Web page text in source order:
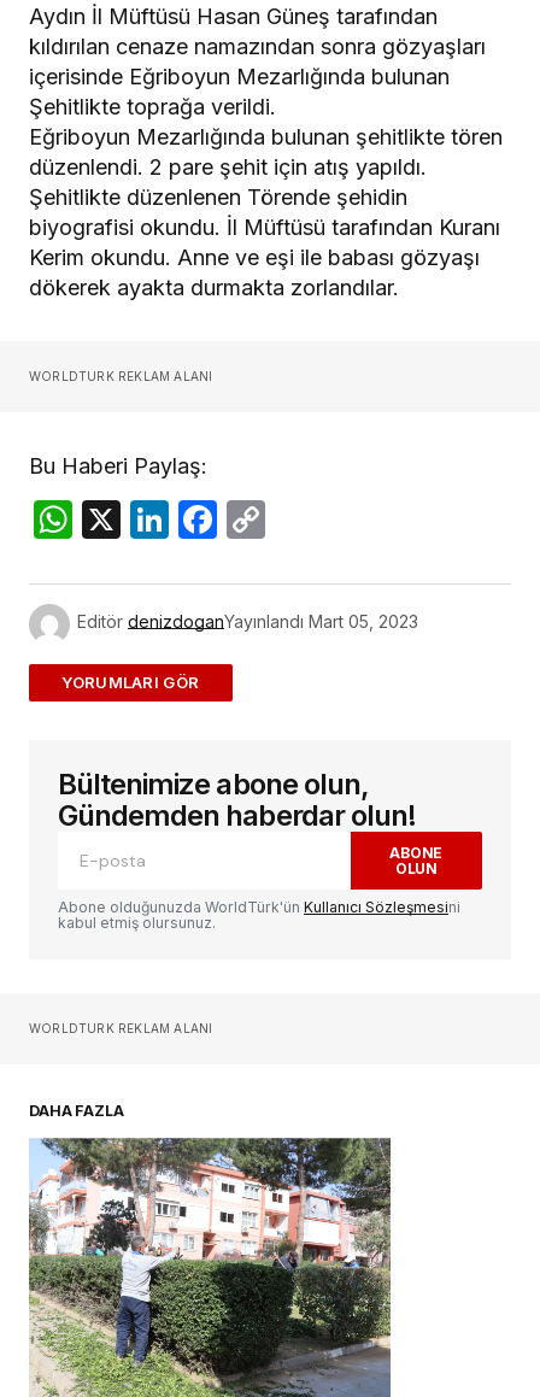
Aydın İl Müftüsü Hasan Güneş tarafından
kıldırılan cenaze namazından sonra gözyaşları
içerisinde Eğriboyun Mezarlığında bulunan
Şehitlikte toprağa verildi.
Eğriboyun Mezarlığında bulunan şehitlikte tören
düzenlendi. 2 pare şehit için atış yapıldı.
Şehitlikte düzenlenen Törende şehidin
biyografisi okundu. İl Müftüsü tarafından Kuranı
Kerim okundu. Anne ve eşi ile babası gözyaşı
dökerek ayakta durmakta zorlandılar.
WORLDTURK REKLAM ALANI
Bu Haberi Paylaş:
WhatsApp
X LinkedIn
Facebook
Editör denizdoganYayınlandı Mart 05, 2023
ADD A COMMENT
E-posta adresiniz yayınlanmayacak.
alanlar*ile işaretlenmişlerdir
Yorum
Sizin adınız*
Daha sonraki yorumlarımda kullanılması için
adım, e-posta adresim ve site adresim bu
tarayıcıya kaydedilsin.
YORUM GÖNDER
Bültenimize abone olun,
Gündemden haberdar olun!
ABONE
OLUN
Abone olduğunuzda WorldTürk'ün Kullanıcı Sözleşmesini
kabul etmiş olursunuz.
WORLDTURK REKLAM ALANI
DAHA FAZLA